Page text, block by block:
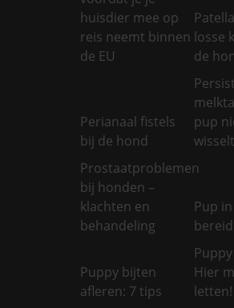
huisdier mee op
reis neemt binnen
de EU
losse
de
Perianaal fistels
bij de hond
pup
wisselt
Prostaatproblemen
bij honden –
klachten en
behandeling
Pup
Puppy bijten
afleren: 7 tips
Hier
letten!